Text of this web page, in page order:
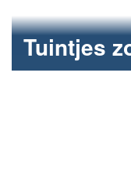
Tuintjes
Onderhoud van